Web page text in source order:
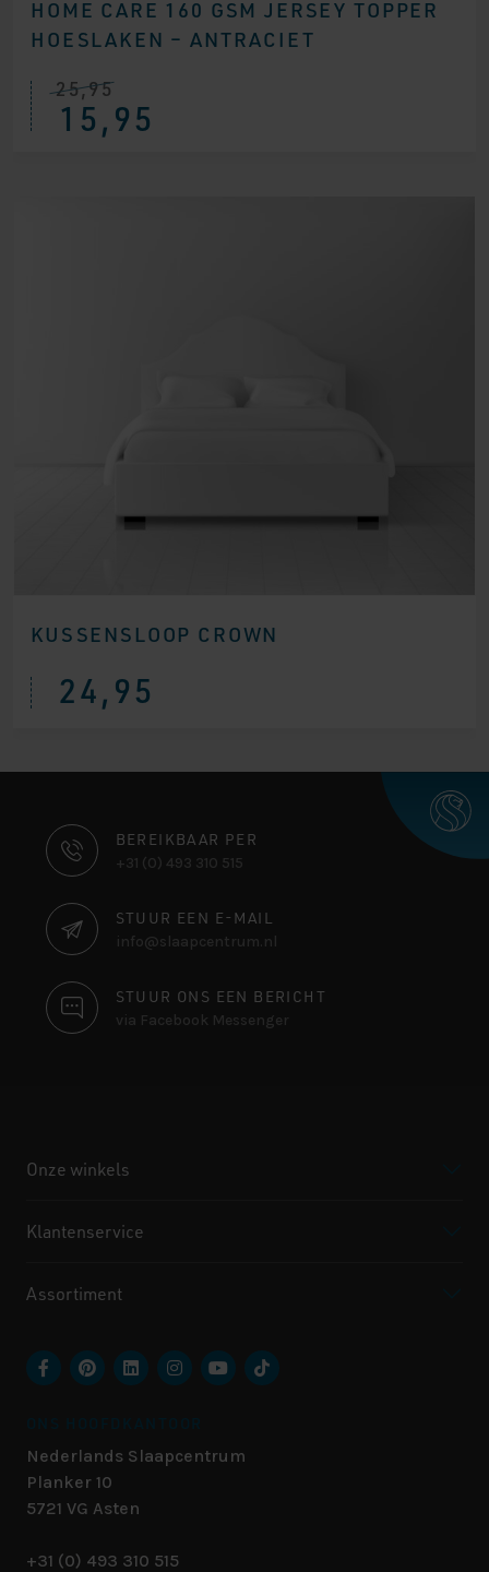
HOME CARE 160 GSM JERSEY TOPPER
HOESLAKEN – ANTRACIET
25,95
15,95
KUSSENSLOOP CROWN
24,95
CONTACT
INFORMATIE
BEREIKBAAR PER
+31 (0) 493 310 515
STUUR EEN E-MAIL
info@slaapcentrum.nl
STUUR ONS EEN BERICHT
via Facebook Messenger
Onze winkels
Klantenservice
Assortiment
Nederlands Slaapcentrum
Planker 10
5721 VG Asten
+31 (0) 493 310 515